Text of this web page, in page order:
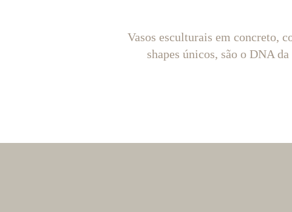
Vasos esculturais em concreto,
shapes únicos, são o DNA